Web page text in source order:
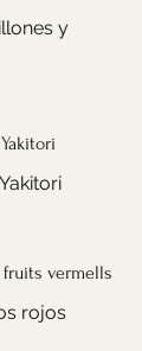
y
fruits vermells
rojos